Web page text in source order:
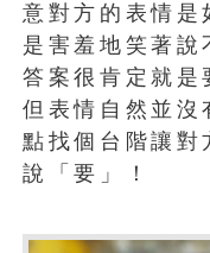
意對方的表情
是害羞地笑著說
答案很肯定就是
但表情自然並沒
點找個台階讓
說「要」！